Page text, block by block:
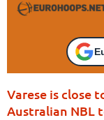
Varese is close
Australian NBL